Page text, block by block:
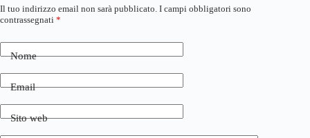
Il tuo indirizzo email non sarà pubblicato. I campi obbligatori sono
contrassegnati *
Nome
Email
Sito web